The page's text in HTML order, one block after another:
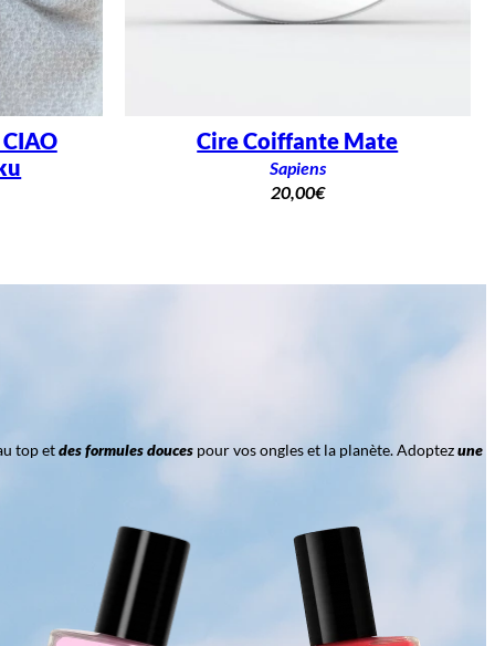
Cire Coiffante Mate
Sapiens
20,00€
top etdes formules doucespour vos ongles et la planète. Adoptezune